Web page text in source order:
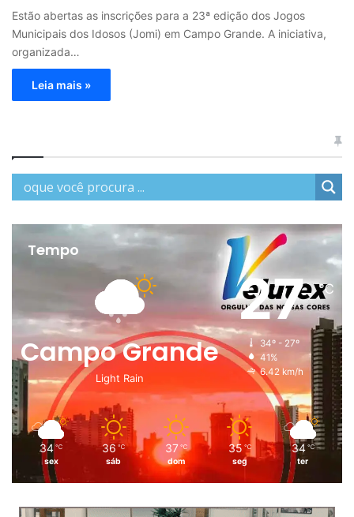
Estão abertas as inscrições para a 23ª edição dos Jogos
Municipais dos Idosos (Jomi) em Campo Grande. A iniciativa,
organizada…
Leia mais »
Tempo
Campo Grande
Light Rain
27℃
34º - 27º
41%
6.42 km/h
34 ℃
sex
36 ℃
sáb
37 ℃
dom
35 ℃
seg
34 ℃
ter